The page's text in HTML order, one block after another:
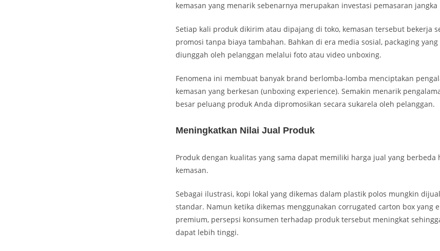
kemasan yang menarik sebenarnya merupakan investasi pemasaran jangka
Setiap kali produk dikirim atau dipajang di toko, kemasan tersebut bekerja
promosi tanpa biaya tambahan. Bahkan di era media sosial, packaging
diunggah oleh pelanggan melalui foto atau video unboxing.
Fenomena ini membuat banyak brand berlomba-lomba menciptakan
kemasan yang berkesan (unboxing experience). Semakin menarik
besar peluang produk Anda dipromosikan secara sukarela oleh pelanggan.
Meningkatkan Nilai Jual Produk
Produk dengan kualitas yang sama dapat memiliki harga jual yang berbeda
kemasan.
Sebagai ilustrasi, kopi lokal yang dikemas dalam plastik polos mungkin
standar. Namun ketika dikemas menggunakan corrugated carton box yang
premium, persepsi konsumen terhadap produk tersebut meningkat
dapat lebih tinggi.